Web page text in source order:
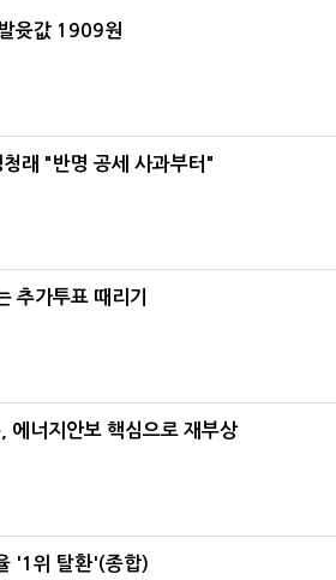
윳값 1909원
래 "반명 공세 사과부터"
추가투표 때리기
너지안보 핵심으로 재부상
'1위 탈환'(종합)